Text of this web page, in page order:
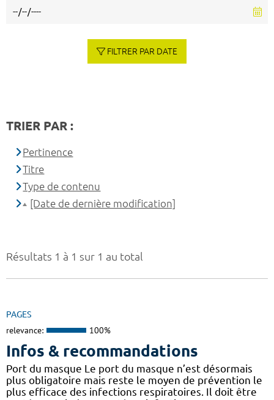
Résultats 1 à 1 sur 1 au total
PAGES
relevance: 100%
Infos & recommandations
Port du masque Le port du masque n’est désormais
plus obligatoire mais reste le moyen de prévention le
plus efficace des infections respiratoires. Il doit être
FILTRER PAR DATE
TRIER PAR :
Pertinence
Titre
Type de contenu
[Date de dernière modification]